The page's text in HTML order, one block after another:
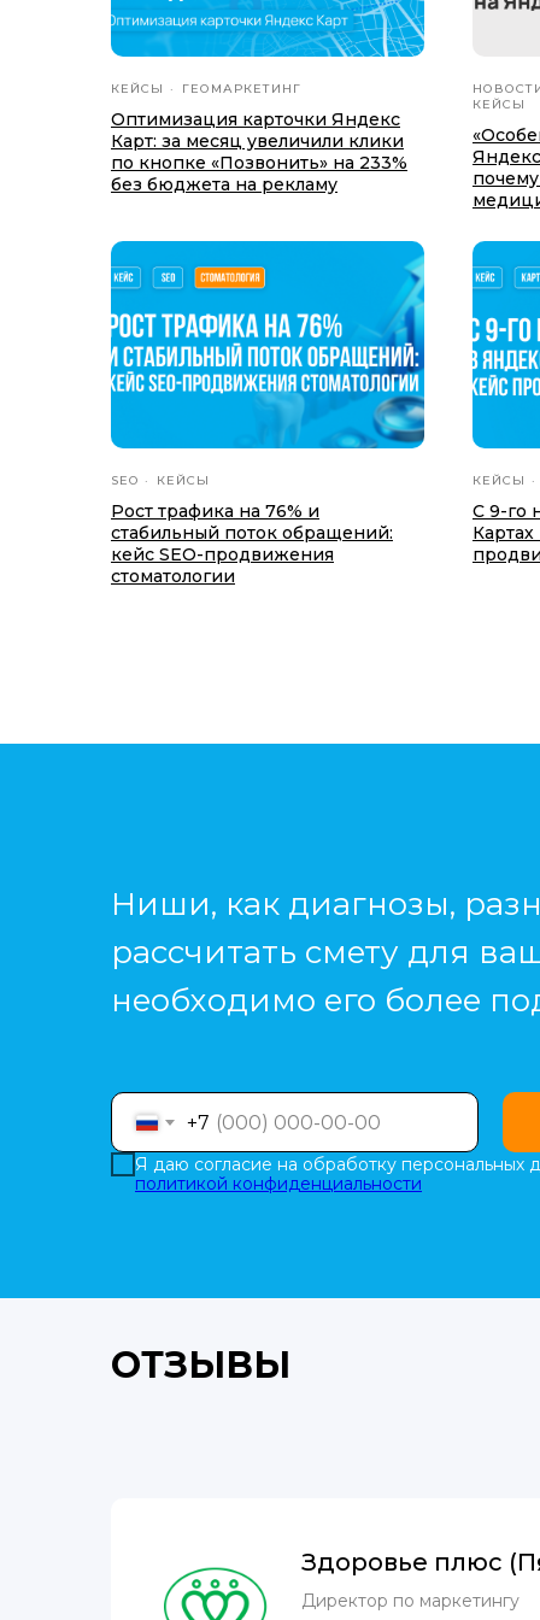
КЕЙСЫ ГЕОМАРКЕТИНГ
Оптимизация карточки Яндекс
Карт: за месяц увеличили клики
по кнопке «Позвонить» на 233%
без бюджета на рекламу
КЕЙСЫ
Яндекс
SEO КЕЙСЫ
Рост трафика на 76% и
стабильный поток обращений:
кейс SEO-продвижения
стоматологии
КЕЙСЫ
С 9-го
Ниши, как диагнозы,
рассчитать смету для
необходимо его более
+7
Я даю согласие на обработку персональных
политикой конфиденциальности
ОТЗЫВЫ
Здоровье плюс
Директор по маркетингу